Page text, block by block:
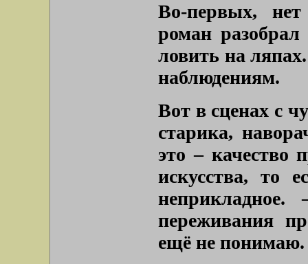
Во-первых,
роман
ловить на
наблюдениям.
Вот в сценах с
старика,
это – качество
искусства, то
переживания
ещё не понимаю.